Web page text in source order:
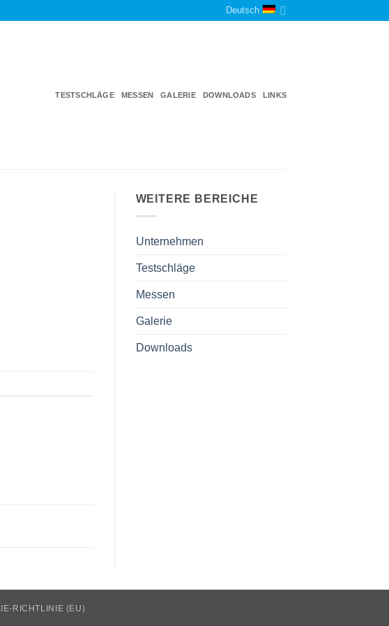
Deutsch
TESTSCHLÄGE MESSEN GALERIE DOWNLOADS LINKS
WEITERE BEREICHE
Unternehmen
Testschläge
Messen
Galerie
Downloads
RICHTLINIE (EU)